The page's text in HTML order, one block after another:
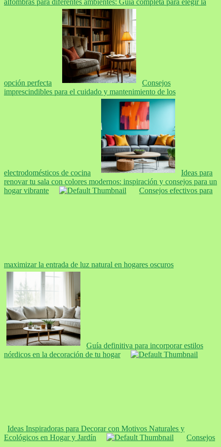
alfombras para diferentes ambientes: Guía completa para elegir la
opción perfecta
Consejos
imprescindibles para el cuidado y mantenimiento de los
electrodomésticos de cocina
Ideas para
renovar tu sala con colores modernos: inspiración y consejos para un
hogar vibrante
Consejos efectivos para
maximizar la entrada de luz natural en hogares oscuros
Guía definitiva para incorporar estilos
nórdicos en la decoración de tu hogar
Ideas Inspiradoras para Decorar con Motivos Naturales y
Ecológicos en Hogar y Jardín
Consejos